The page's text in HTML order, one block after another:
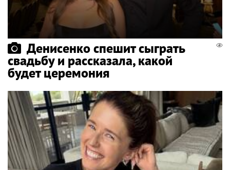
Денисенко спешит сыграть
свадьбу и рассказала, какой
будет церемония